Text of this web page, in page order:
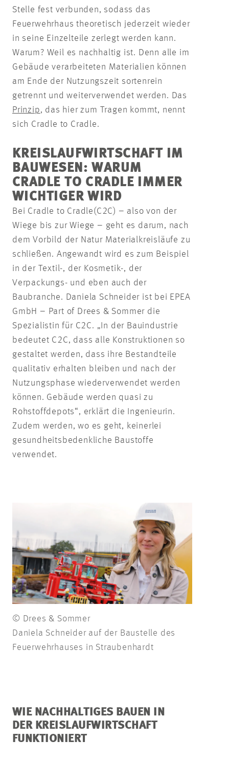
Stelle fest verbunden, sodass das
Feuerwehrhaus theoretisch jederzeit wieder
in seine Einzelteile zerlegt werden kann.
Warum? Weil es nachhaltig ist. Denn alle im
Gebäude verarbeiteten Materialien können
am Ende der Nutzungszeit sortenrein
getrennt und weiterverwendet werden. Das
Prinzip, das hier zum Tragen kommt, nennt
sich Cradle to Cradle.
KREISLAUFWIRTSCHAFT IM
BAUWESEN: WARUM
CRADLE TO CRADLE IMMER
WICHTIGER WIRD
Bei Cradle to Cradle(C2C) – also von der
Wiege bis zur Wiege – geht es darum, nach
dem Vorbild der Natur Materialkreisläufe zu
schließen. Angewandt wird es zum Beispiel
in der Textil-, der Kosmetik-, der
Verpackungs- und eben auch der
Baubranche. Daniela Schneider ist bei EPEA
GmbH – Part of Drees & Sommer die
Spezialistin für C2C. „In der Bauindustrie
bedeutet C2C, dass alle Konstruktionen so
gestaltet werden, dass ihre Bestandteile
qualitativ erhalten bleiben und nach der
Nutzungsphase wiederverwendet werden
können. Gebäude werden quasi zu
Rohstoffdepots“, erklärt die Ingenieurin.
Zudem werden, wo es geht, keinerlei
gesundheitsbedenkliche Baustoffe
verwendet.
© Drees & Sommer
Daniela Schneider auf der Baustelle des
Feuerwehrhauses in Straubenhardt
WIE NACHHALTIGES BAUEN IN
DER KREISLAUFWIRTSCHAFT
FUNKTIONIERT